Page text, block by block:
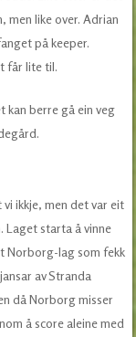
men like over. Adrian
på keeper.
får lite til.
kan berre gå ein veg
ikkje, men det var eit
Laget starta å vinne
Norborg-lag som fekk
av Stranda
då Norborg misser
å score aleine med